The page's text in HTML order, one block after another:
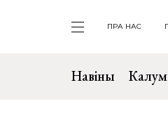
ПРА НАС
Навіны